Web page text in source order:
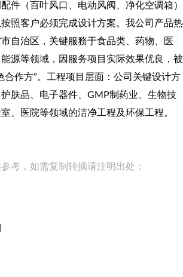
件（百叶风口、电动风阀、净化空调箱）
照客户必须完成设计方案。我公司产品热
自治区，关键服務于食品类、药物、医
源等领域，因服务项目实际效果优良，被
合作方”。工程项目层面：公司关键设计方
肤品、电子器件、GMP制药业、生物技
、医院等领域的洁净工程及环保工程。
考，如需复制转摘请注明出处：